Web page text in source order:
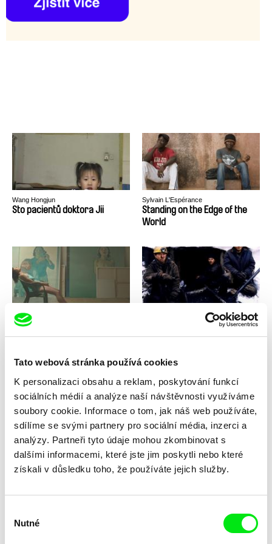
Tato webová stránka používá cookies
K personalizaci obsahu a reklam, poskytování funkcí
sociálních médií a analýze naší návštěvnosti využíváme
soubory cookie. Informace o tom, jak náš web používáte,
sdílíme se svými partnery pro sociální média, inzerci a
analýzy. Partneři tyto údaje mohou zkombinovat s
dalšími informacemi, které jste jim poskytli nebo které
získali v důsledku toho, že používáte jejich služby.
souhlasu
Nutné
Wang Hongjun
Sto pacientů doktora Jii
Sylvain L'Espérance
Standing on the Edge of the
World
Anja Salomonowitz
Spát s tygrem Smrt pracujícího člověka
Soso Dumbadze, Lea Hartlaub
Slunečná noc
Štefan Uher
Slunce v síti